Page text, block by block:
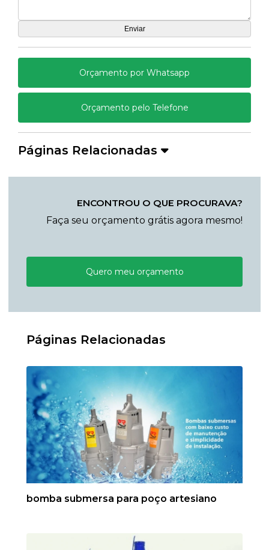
Orçamento por Whatsapp
Orçamento pelo Telefone
Páginas Relacionadas
ENCONTROU O QUE PROCURAVA?
Faça seu orçamento grátis agora mesmo!
Quero meu orçamento
Páginas Relacionadas
bomba submersa para poço artesiano